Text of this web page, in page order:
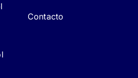
Contacto